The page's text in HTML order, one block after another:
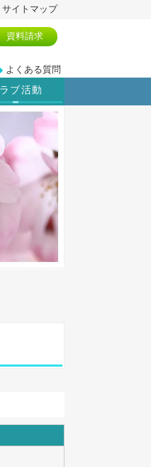
サイトマップ
資料請求
よくある質問
ブ活動